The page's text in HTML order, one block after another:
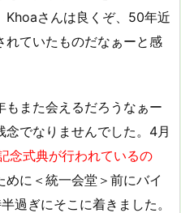
Khoaさんは良くぞ、50年近
れていたものだなぁーと感
もまた会えるだろうなぁー
でなりませんでした。4月
念式典が行われているの
めに＜統一会堂＞前にバイ
過ぎにそこに着きました。